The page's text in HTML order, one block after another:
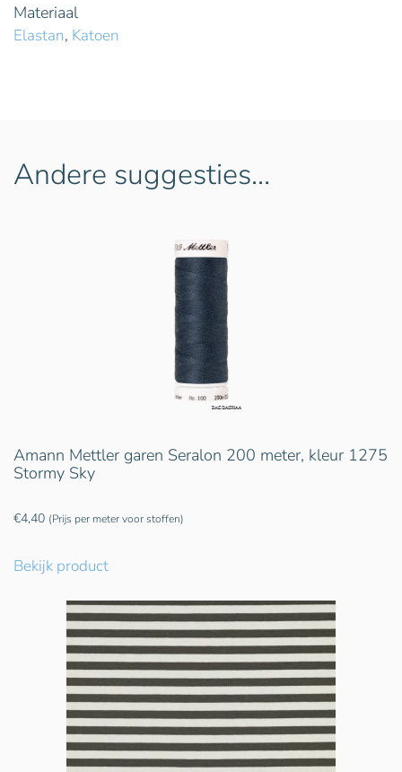
Materiaal
Elastan, Katoen
Andere suggesties…
Amann Mettler garen Seralon 200 meter, kleur 1275
Stormy Sky
€4,40 (Prijs per meter voor stoffen)
Bekijk product